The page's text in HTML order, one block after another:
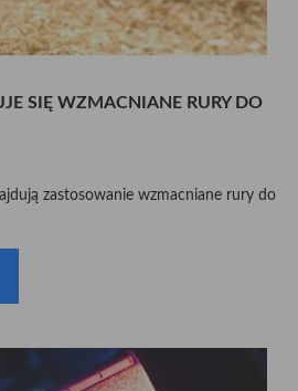
SIĘ WZMACNIANE RURY DO
zastosowanie wzmacniane rury do